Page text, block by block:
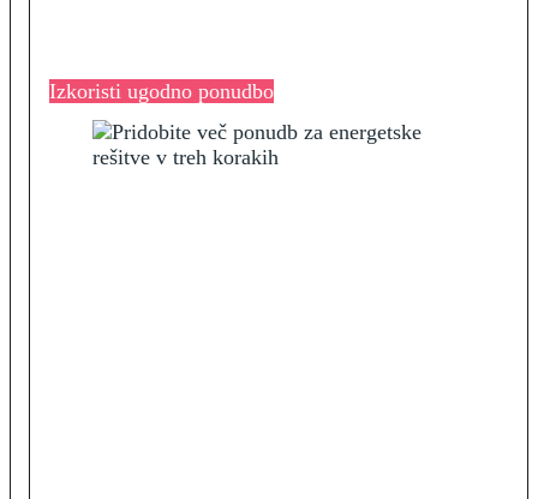
Izkoristi ugodno ponudbo